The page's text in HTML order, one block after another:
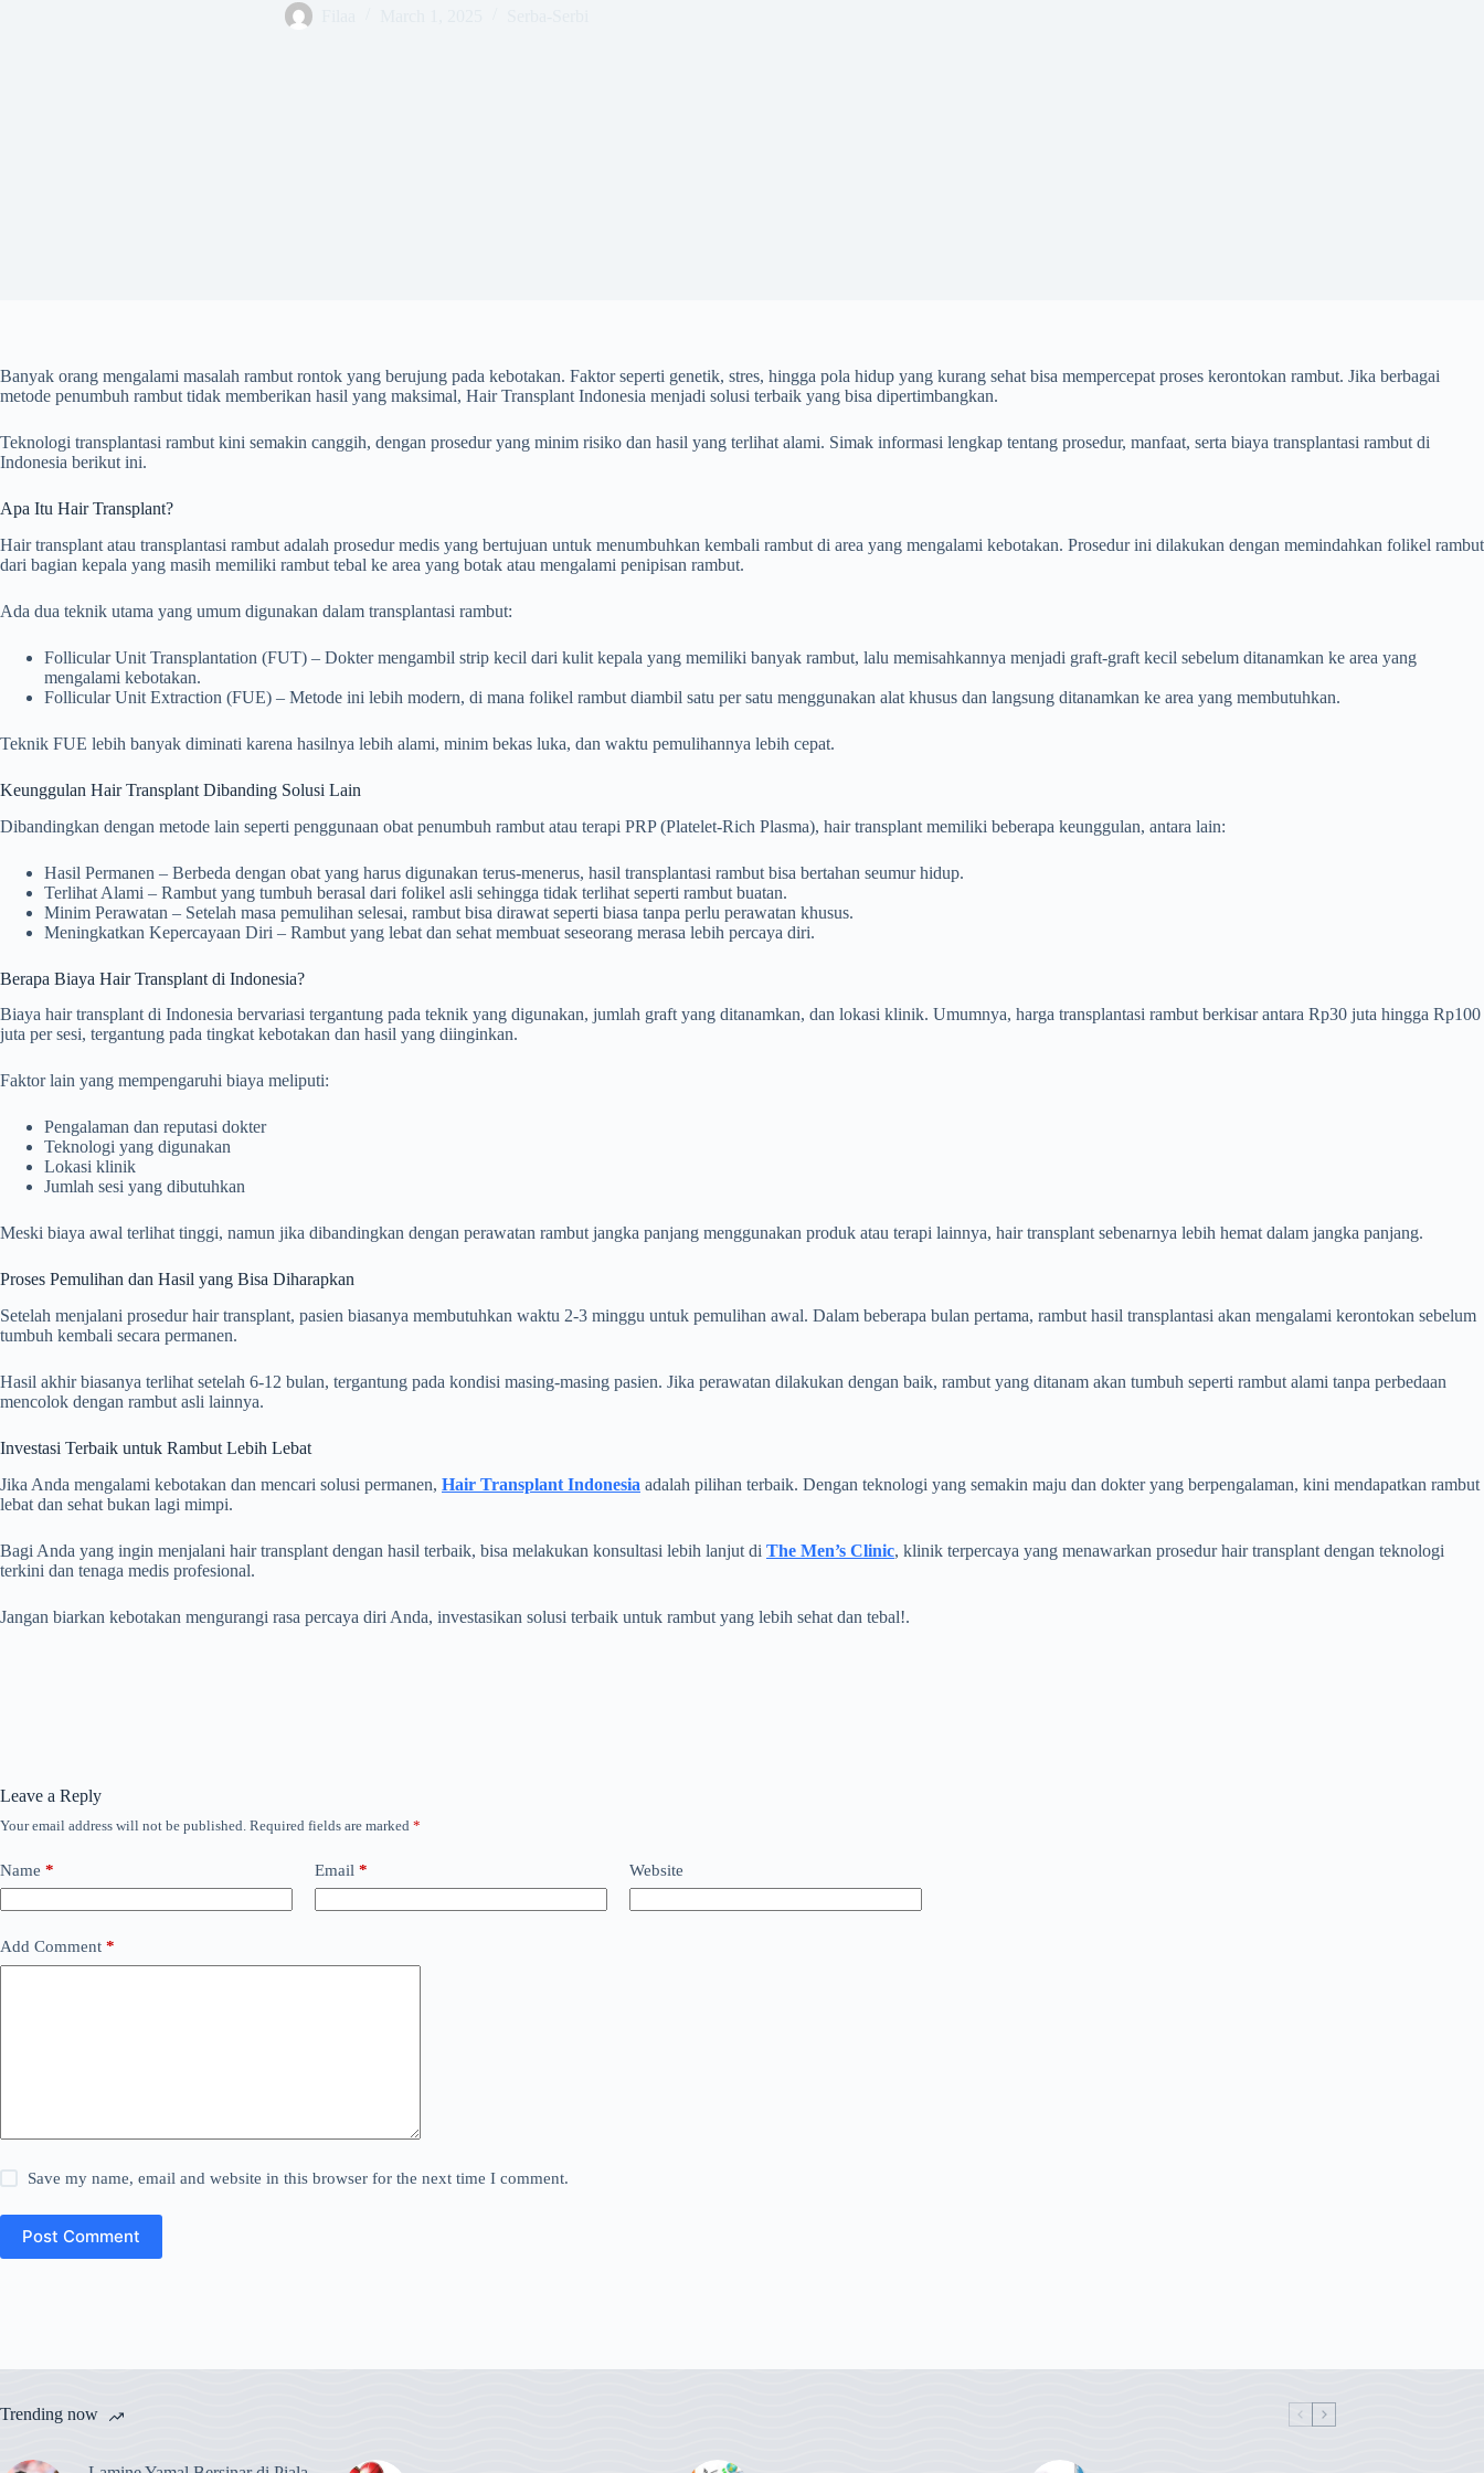
Banyak orang mengalami masalah rambut rontok yang berujung pada kebotakan. Faktor seperti genetik, stres, hingga pola hidup yang kurang sehat bisa mempercepat proses kerontokan rambut. Jika berbagai
metode penumbuh rambut tidak memberikan hasil yang maksimal, Hair Transplant Indonesia menjadi solusi terbaik yang bisa dipertimbangkan.
Teknologi transplantasi rambut kini semakin canggih, dengan prosedur yang minim risiko dan hasil yang terlihat alami. Simak informasi lengkap tentang prosedur, manfaat, serta biaya transplantasi rambut di
Indonesia berikut ini.
Apa Itu Hair Transplant?
Hair transplant atau transplantasi rambut adalah prosedur medis yang bertujuan untuk menumbuhkan kembali rambut di area yang mengalami kebotakan. Prosedur ini dilakukan dengan memindahkan folikel rambut
dari bagian kepala yang masih memiliki rambut tebal ke area yang botak atau mengalami penipisan rambut.
Ada dua teknik utama yang umum digunakan dalam transplantasi rambut:
Follicular Unit Transplantation (FUT) – Dokter mengambil strip kecil dari kulit kepala yang memiliki banyak rambut, lalu memisahkannya menjadi graft-graft kecil sebelum ditanamkan ke area yang
mengalami kebotakan.
Follicular Unit Extraction (FUE) – Metode ini lebih modern, di mana folikel rambut diambil satu per satu menggunakan alat khusus dan langsung ditanamkan ke area yang membutuhkan.
Teknik FUE lebih banyak diminati karena hasilnya lebih alami, minim bekas luka, dan waktu pemulihannya lebih cepat.
Keunggulan Hair Transplant Dibanding Solusi Lain
Dibandingkan dengan metode lain seperti penggunaan obat penumbuh rambut atau terapi PRP (Platelet-Rich Plasma), hair transplant memiliki beberapa keunggulan, antara lain:
Hasil Permanen – Berbeda dengan obat yang harus digunakan terus-menerus, hasil transplantasi rambut bisa bertahan seumur hidup.
Terlihat Alami – Rambut yang tumbuh berasal dari folikel asli sehingga tidak terlihat seperti rambut buatan.
Minim Perawatan – Setelah masa pemulihan selesai, rambut bisa dirawat seperti biasa tanpa perlu perawatan khusus.
Meningkatkan Kepercayaan Diri – Rambut yang lebat dan sehat membuat seseorang merasa lebih percaya diri.
Berapa Biaya Hair Transplant di Indonesia?
Biaya hair transplant di Indonesia bervariasi tergantung pada teknik yang digunakan, jumlah graft yang ditanamkan, dan lokasi klinik. Umumnya, harga transplantasi rambut berkisar antara Rp30 juta hingga Rp100
juta per sesi, tergantung pada tingkat kebotakan dan hasil yang diinginkan.
Faktor lain yang mempengaruhi biaya meliputi:
Pengalaman dan reputasi dokter
Teknologi yang digunakan
Lokasi klinik
Jumlah sesi yang dibutuhkan
Meski biaya awal terlihat tinggi, namun jika dibandingkan dengan perawatan rambut jangka panjang menggunakan produk atau terapi lainnya, hair transplant sebenarnya lebih hemat dalam jangka panjang.
Proses Pemulihan dan Hasil yang Bisa Diharapkan
Setelah menjalani prosedur hair transplant, pasien biasanya membutuhkan waktu 2-3 minggu untuk pemulihan awal. Dalam beberapa bulan pertama, rambut hasil transplantasi akan mengalami kerontokan sebelum
tumbuh kembali secara permanen.
Hasil akhir biasanya terlihat setelah 6-12 bulan, tergantung pada kondisi masing-masing pasien. Jika perawatan dilakukan dengan baik, rambut yang ditanam akan tumbuh seperti rambut alami tanpa perbedaan
mencolok dengan rambut asli lainnya.
Investasi Terbaik untuk Rambut Lebih Lebat
Jika Anda mengalami kebotakan dan mencari solusi permanen, Hair Transplant Indonesia adalah pilihan terbaik. Dengan teknologi yang semakin maju dan dokter yang berpengalaman, kini mendapatkan rambut
lebat dan sehat bukan lagi mimpi.
Bagi Anda yang ingin menjalani hair transplant dengan hasil terbaik, bisa melakukan konsultasi lebih lanjut di The Men’s Clinic, klinik terpercaya yang menawarkan prosedur hair transplant dengan teknologi
terkini dan tenaga medis profesional.
Jangan biarkan kebotakan mengurangi rasa percaya diri Anda, investasikan solusi terbaik untuk rambut yang lebih sehat dan tebal!.
Leave a Reply
Your email address will not be published. Required fields are marked *
Name * Email * Website
Add Comment *
Save my name, email and website in this browser for the next time I comment.
Post Comment
Trending now